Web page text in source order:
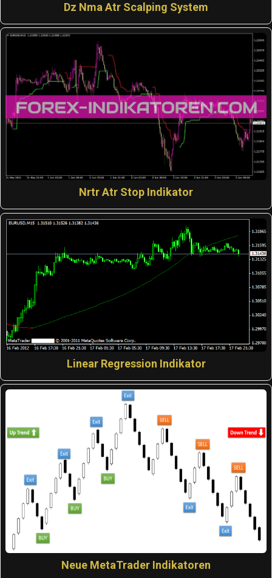
Dz Nma Atr Scalping System
Nrtr Atr Stop Indikator
Linear Regression Indikator
Neue MetaTrader Indikatoren